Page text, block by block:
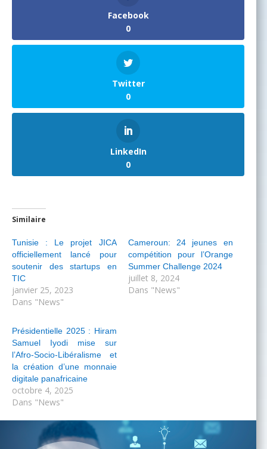
Facebook
0
Twitter
0
LinkedIn
0
Similaire
Tunisie : Le projet JICA
officiellement lancé pour
soutenir des startups en
TIC
janvier 25, 2023
Dans "News"
Cameroun: 24 jeunes en
compétition pour l’Orange
Summer Challenge 2024
juillet 8, 2024
Dans "News"
Présidentielle 2025 : Hiram
Samuel Iyodi mise sur
l’Afro-Socio-Libéralisme et
la création d’une monnaie
digitale panafricaine
octobre 4, 2025
Dans "News"